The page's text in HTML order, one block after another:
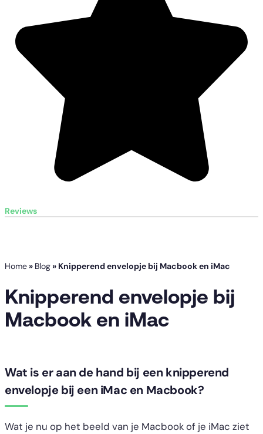
Reviews
Home » Blog » Knipperend envelopje bij Macbook en iMac
Knipperend envelopje bij
Macbook en iMac
Wat is er aan de hand bij een knipperend
envelopje bij een iMac en Macbook?
Wat je nu op het beeld van je Macbook of je iMac ziet